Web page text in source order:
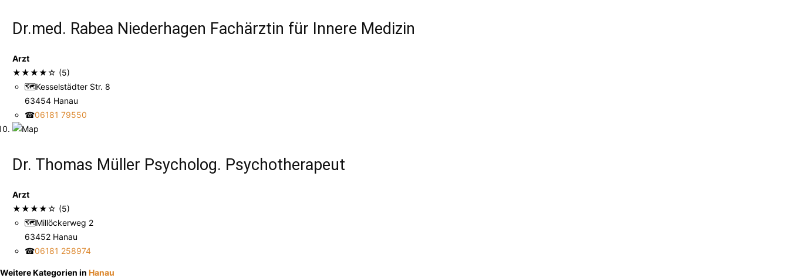
Dr.med. Rabea Niederhagen Fachärztin für Innere Medizin
Arzt
★★★★☆ (5)
🗺Kesselstädter Str. 8
63454 Hanau
☎06181 79550
Dr. Thomas Müller Psycholog. Psychotherapeut
Arzt
★★★★☆ (5)
🗺Millöckerweg 2
63452 Hanau
☎06181 258974
Weitere Kategorien in Hanau